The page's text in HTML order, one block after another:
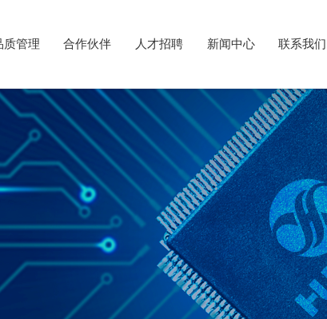
质管理 合作伙伴 人才招聘 新闻中心 联系我们